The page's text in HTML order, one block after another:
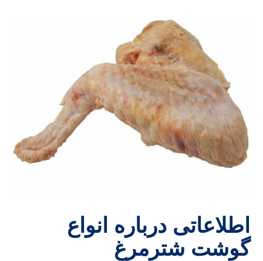
اطلاعاتی درباره انواع
گوشت شترمرغ